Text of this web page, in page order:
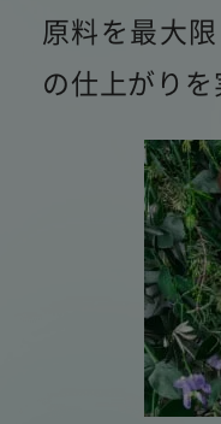
原料を最大
の仕上がりを